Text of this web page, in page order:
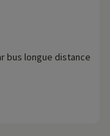
bus longue distance